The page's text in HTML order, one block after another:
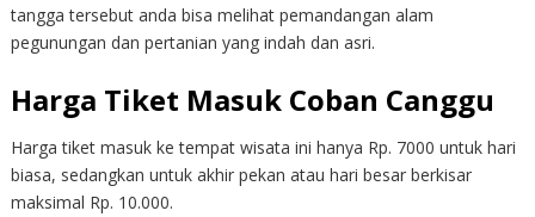
tangga tersebut anda bisa melihat pemandangan alam
pegunungan dan pertanian yang indah dan asri.
Harga Tiket Masuk Coban Canggu
Harga tiket masuk ke tempat wisata ini hanya Rp. 7000 untuk hari
biasa, sedangkan untuk akhir pekan atau hari besar berkisar
maksimal Rp. 10.000.